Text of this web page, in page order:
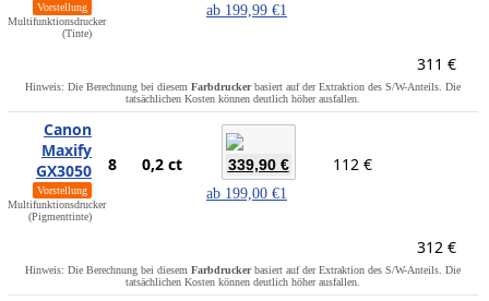
Vorstellung
Multifunktionsdrucker
(Tinte)
ab 199,99 €1
311 €
Hinweis: Die Berechnung bei diesem Farbdruckerbasiert auf der Extraktion des S/W-Anteils. Die
tatsächlichen Kosten können deutlich höher ausfallen.
Canon
Maxify
GX3050
Vorstellung
Multifunktionsdrucker
(Pigmenttinte)
8 0,2 ct 339,90 €
ab 199,00 €1
112 €
312 €
Hinweis: Die Berechnung bei diesem Farbdruckerbasiert auf der Extraktion des S/W-Anteils. Die
tatsächlichen Kosten können deutlich höher ausfallen.